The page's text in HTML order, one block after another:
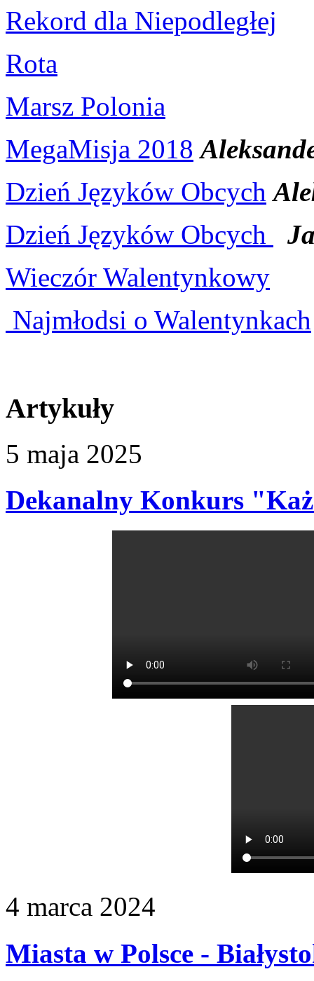
Rekord dla Niepodległej
Rota
Marsz Polonia
MegaMisja 2018
Dzień Języków Obcych
Dzień Języków Obcych
Wieczór Walentynkowy
Najmłodsi o Walentynkach
Artykuły
5 maja 2025
Dekanalny Konkurs
4 marca 2024
Miasta w Polsce -